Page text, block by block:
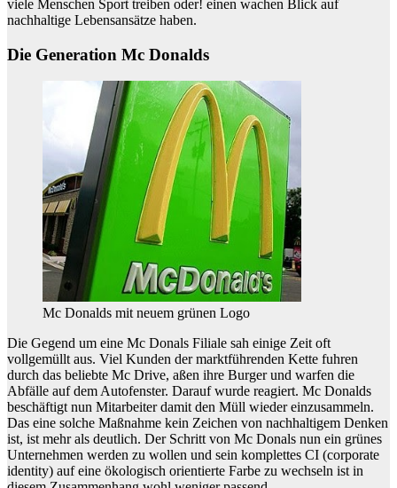
viele Menschen Sport treiben oder! einen wachen Blick auf
nachhaltige Lebensansätze haben.
Die Generation Mc Donalds
Mc Donalds mit neuem grünen Logo
Die Gegend um eine Mc Donals Filiale sah einige Zeit oft
vollgemüllt aus. Viel Kunden der marktführenden Kette fuhren
durch das beliebte Mc Drive, aßen ihre Burger und warfen die
Abfälle auf dem Autofenster. Darauf wurde reagiert. Mc Donalds
beschäftigt nun Mitarbeiter damit den Müll wieder einzusammeln.
Das eine solche Maßnahme kein Zeichen von nachhaltigem Denken
ist, ist mehr als deutlich. Der Schritt von Mc Donals nun ein grünes
Unternehmen werden zu wollen und sein komplettes CI (corporate
identity) auf eine ökologisch orientierte Farbe zu wechseln ist in